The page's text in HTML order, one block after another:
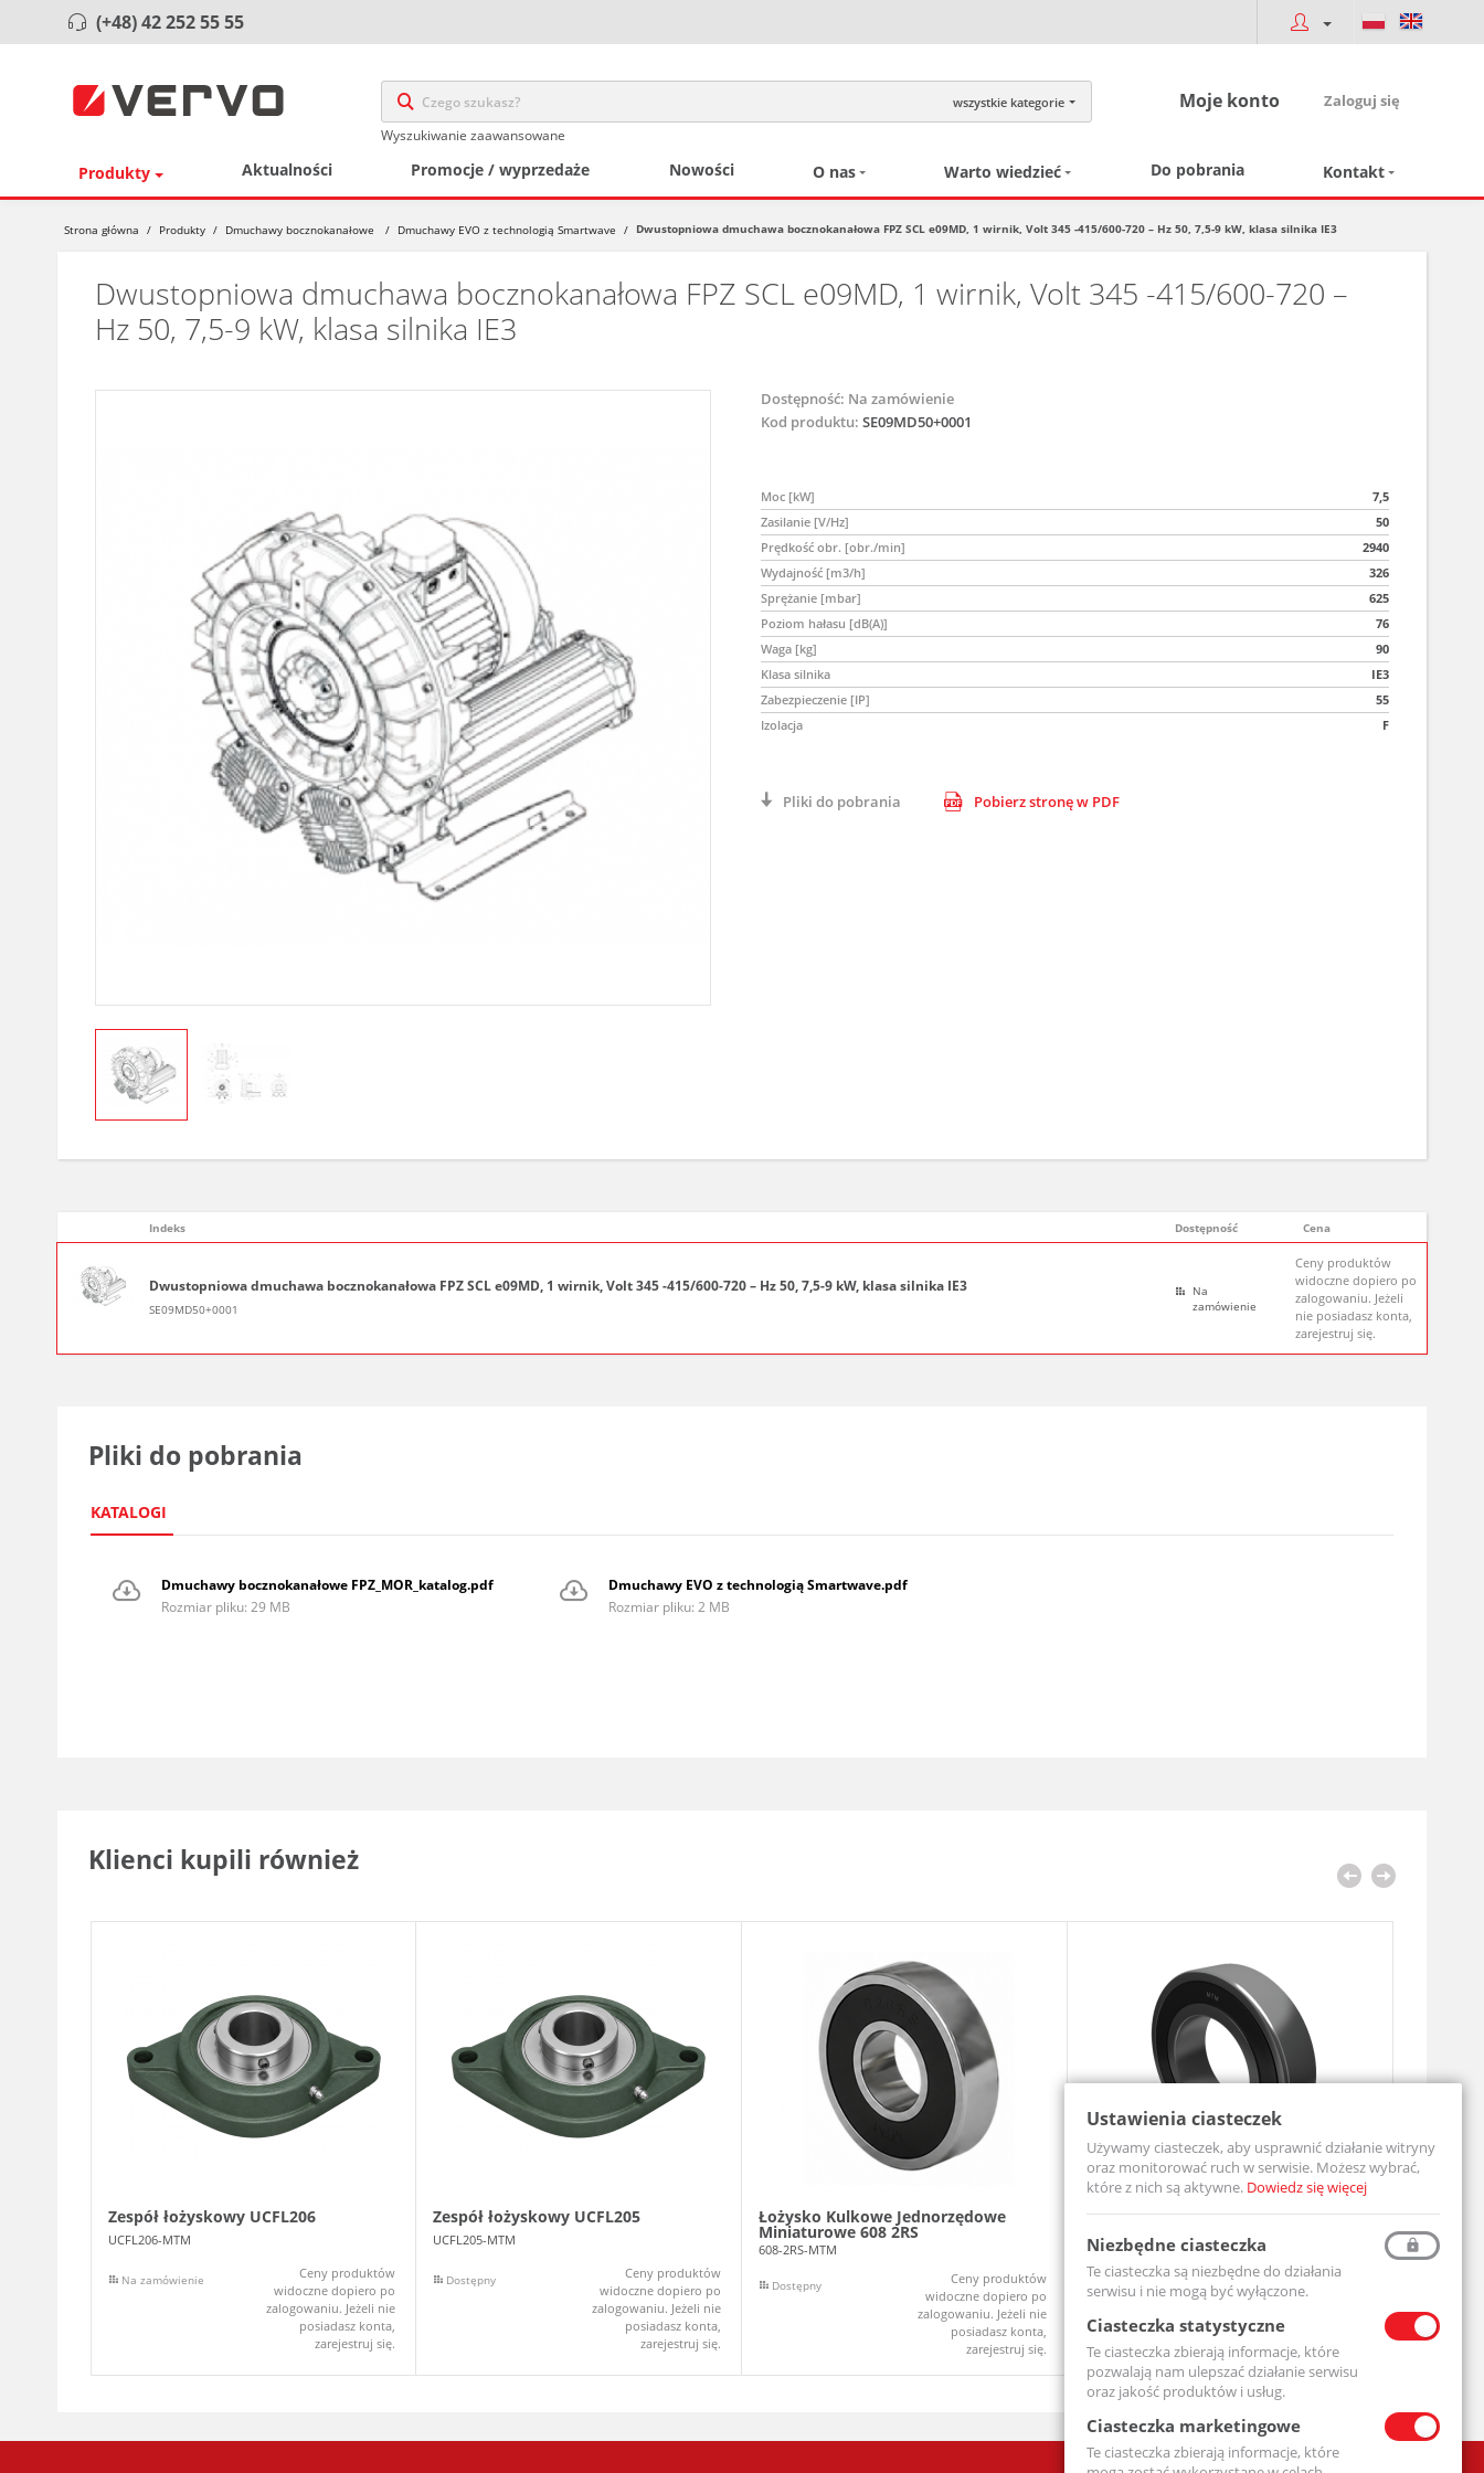
(+48) 42 252 55 55
wszystkie kategorie
Wyszukiwanie zaawansowane
Moje konto Zaloguj się
Produkty Aktualności Promocje / wyprzedaże Nowości O nas Warto wiedzieć Do pobrania Kontakt
Strona główna / Produkty / Dmuchawy bocznokanałowe / Dmuchawy EVO z technologią Smartwave / Dwustopniowa dmuchawa bocznokanałowa FPZ SCL e09MD, 1 wirnik, Volt 345 -415/600-720 – Hz 50, 7,5-9 kW, klasa silnika IE3
Dwustopniowa dmuchawa bocznokanałowa FPZ SCL e09MD, 1 wirnik, Volt 345 -415/600-720 –
Hz 50, 7,5-9 kW, klasa silnika IE3
Dostępność: Na zamówienie
Kod produktu: SE09MD50+0001
Moc [kW]
7,5
Zasilanie [V/Hz]
50
Prędkość obr. [obr./min]
2940
Wydajność [m3/h]
326
Sprężanie [mbar]
625
Poziom hałasu [dB(A)]
76
Waga [kg]
90
Klasa silnika
IE3
Zabezpieczenie [IP]
55
Izolacja
F
Pliki do pobrania Pobierz stronę w PDF
Indeks Dostępność Cena
Dwustopniowa dmuchawa bocznokanałowa FPZ SCL e09MD, 1 wirnik, Volt 345 -415/600-720 – Hz 50, 7,5-9 kW, klasa silnika IE3
SE09MD50+0001
Na
zamówienie
Ceny produktów
widoczne dopiero po
zalogowaniu. Jeżeli
nie posiadasz konta,
zarejestruj się.
Pliki do pobrania
KATALOGI
Dmuchawy bocznokanałowe FPZ_MOR_katalog.pdf
Rozmiar pliku: 29 MB
Dmuchawy EVO z technologią Smartwave.pdf
Rozmiar pliku: 2 MB
Klienci kupili również
Zespół łożyskowy UCFL206
UCFL206-MTM
Na zamówienie
Ceny produktów
widoczne dopiero po
zalogowaniu. Jeżeli nie
posiadasz konta,
zarejestruj się.
Zespół łożyskowy UCFL205
UCFL205-MTM
Dostępny
Ceny produktów
widoczne dopiero po
zalogowaniu. Jeżeli nie
posiadasz konta,
zarejestruj się.
Łożysko Kulkowe Jednorzędowe
Miniaturowe 608 2RS
608-2RS-MTM
Dostępny
Ceny produktów
widoczne dopiero po
zalogowaniu. Jeżeli nie
posiadasz konta,
zarejestruj się.
Łożysko Kulkowe Jednorzędowe 6204
6204-2RS-MTM
Dostępny
Ceny produktów
widoczne dopiero po
posiadasz konta,
zarejestruj się.
Zespół
UCF206-
Ustawienia ciasteczek
Używamy ciasteczek, aby usprawnić działanie witryny
oraz monitorować ruch w serwisie. Możesz wybrać,
które z nich są aktywne. Dowiedz się więcej
Niezbędne ciasteczka
Te ciasteczka są niezbędne do działania
serwisu i nie mogą być wyłączone.
Ciasteczka statystyczne
Te ciasteczka zbierają informacje, które
pozwalają nam ulepszać działanie serwisu
oraz jakość produktów i usług.
Ciasteczka marketingowe
Te ciasteczka zbierają informacje, które